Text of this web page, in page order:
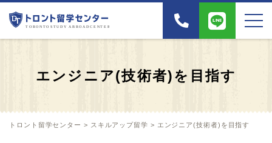
エンジニア(技術者)を目指す
トロント留学センター > スキルアップ留学 > エンジニア(技術者)を目指す